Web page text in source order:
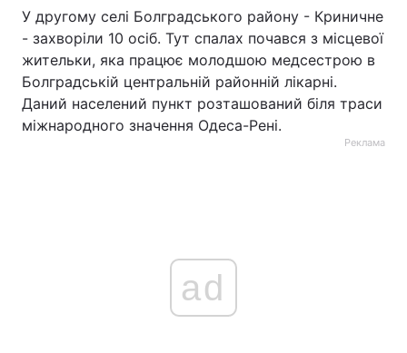
У другому селі Болградського району - Криничне
- захворіли 10 осіб. Тут спалах почався з місцевої
жительки, яка працює молодшою медсестрою в
Болградській центральній районній лікарні.
Даний населений пункт розташований біля траси
міжнародного значення Одеса-Рені.
Реклама
ad